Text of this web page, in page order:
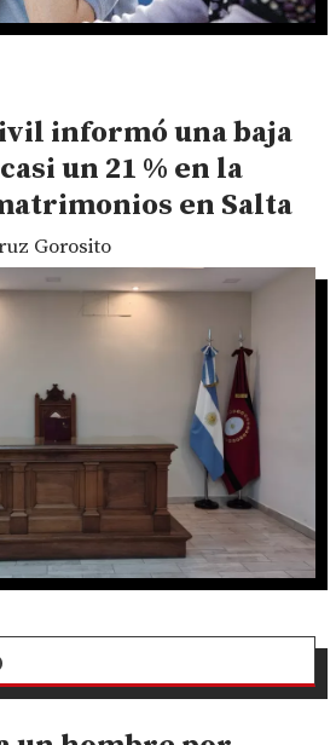
informó una baja
un 21 % en la
en Salta
Gorosito